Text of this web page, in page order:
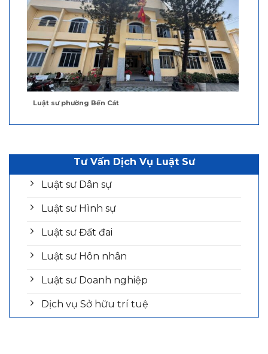
Luật sư phường Bến Cát
Tư Vấn Dịch Vụ Luật Sư
Luật sư Dân sự
Luật sư Hình sự
Luật sư Đất đai
Luật sư Hôn nhân
Luật sư Doanh nghiệp
Dịch vụ Sở hữu trí tuệ